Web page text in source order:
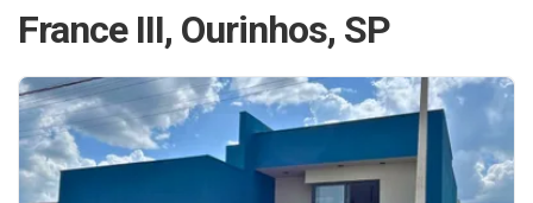
France III, Ourinhos, SP